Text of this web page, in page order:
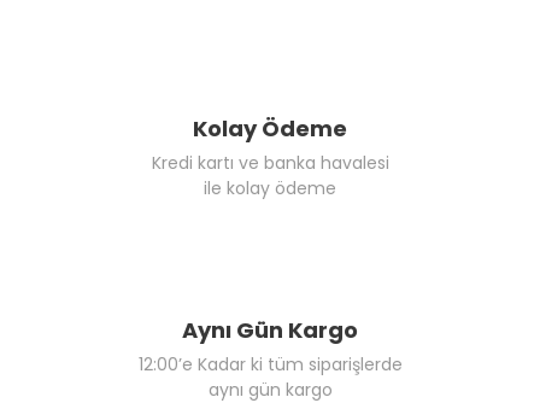
Kolay Ödeme
Kredi kartı ve banka havalesi
ile kolay ödeme
Aynı Gün Kargo
12:00’e Kadar ki tüm siparişlerde
aynı gün kargo